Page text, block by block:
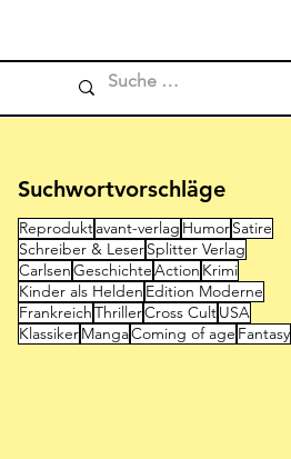
Suchwortvorschläge
Reproduktavant-verlag HumorSatire
Schreiber & LeserSplitter Verlag
CarlsenGeschichteAction Krimi
Kinder als Helden Edition Moderne
FrankreichThrillerCross CultUSA
KlassikerMangaComing of age Fantasy